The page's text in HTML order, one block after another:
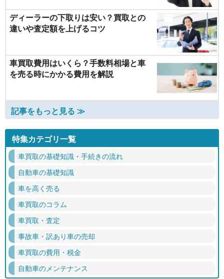
ディーラーの下取りは安い？買取との
違いや査定額を上げるコツ
車買取費用はいくら？手数料相場と車
を売る時にかかる費用を解説
記事をもっと見る ≫
特集カテゴリ一覧
車買取の基礎知識・手続きの流れ
自動車の基礎知識
車を高く売る
車買取のコラム
車買取・査定
事故車・訳あり車の売却
車買取の費用・税金
自動車のメンテナンス